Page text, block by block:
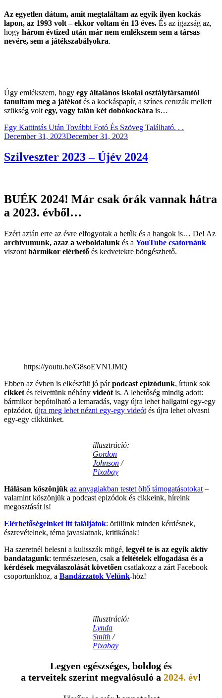
Az egyetlen dátum, amit megtaláltam az egyik ilyen kockás
lapon, az 1993 volt – ekkor voltam én 13 éves. És az igazság az,
hogy három évtized után már nem emlékszem sem a társas
nevére, sem a játékszabályokra.
Úgy emlékszem, hogy egy általános iskolai osztálytársamtól
tanultam meg a játékot és a kockáspapír, a színes ceruzák mellett
szükség volt egy, vagy talán két dobókockára is…
Egy Kattintás Után További Fotó És Szöveg Található. . .
Posted
December 31, 2023December 31, 2023
Szilveszter 2023 – Újév 2024
BUÉK 2024! Már csak órák vannak hátra
a 2023. évből…
Ezért aztán erre az évre elfogyotak a betűk és a hangok is… De! Az
archívumunk, azaz a weboldalunk és a YouTube csatornánk
viszont bármikor elérhető és kedvetekre böngészhető.
https://youtu.be/G8soEVN1JMQ
Ebben az évben is elkészült jó párpodcast epizódunk, írtunk sok
cikket és felvettünk néhány videót is. A lehetőség mindig adott:
bármikor bepótolható a lemaradás, vagy újra lehet hallgatni egy-egy
epizódot, újra meg lehet nézni egy-egy videót és újra lehet olvasni
egy-egy cikkünket.
illusztráció:
Gordon
Johnson /
Pixabay
Hálásan köszönjük az anyagiakban testet öltő támogatásotokat –
valamint köszönjük a podcast epizódok és cikkeink, híreink
megosztását is!
Elérhetőségeinket itt találjátok: örülünk minden kérdésnek,
észrevételnek, téma javaslatnak, kritikának!
Ha szeretnél belesni a kulisszák mögé, legyél te is az egyik aktív
bandatagunk: természetesen, csak a feltételek elfogadása és a
kérdések megválaszolását követően csatlakozz a zárt Facebook
csoportunkhoz, a Bandázzatok Velünk-höz!
illusztráció:
Lynda
Smith /
Pixabay
Legyen egészséges, boldog és
a terveitek szerint megvalósuló a 2024. év!